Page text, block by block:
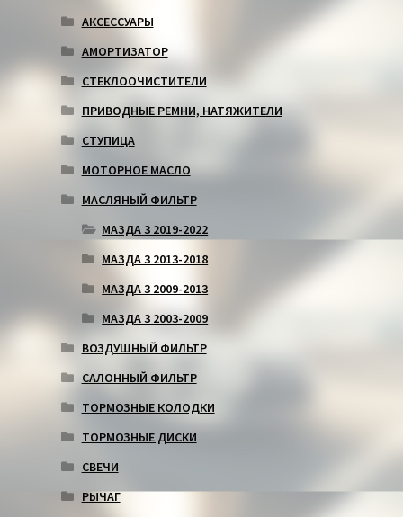
АКСЕССУАРЫ
АМОРТИЗАТОР
СТЕКЛООЧИСТИТЕЛИ
ПРИВОДНЫЕ РЕМНИ, НАТЯЖИТЕЛИ
СТУПИЦА
МОТОРНОЕ МАСЛО
МАСЛЯНЫЙ ФИЛЬТР
МАЗДА 3 2019-2022
МАЗДА 3 2013-2018
МАЗДА 3 2009-2013
МАЗДА 3 2003-2009
ВОЗДУШНЫЙ ФИЛЬТР
САЛОННЫЙ ФИЛЬТР
ТОРМОЗНЫЕ КОЛОДКИ
ТОРМОЗНЫЕ ДИСКИ
СВЕЧИ
РЫЧАГ